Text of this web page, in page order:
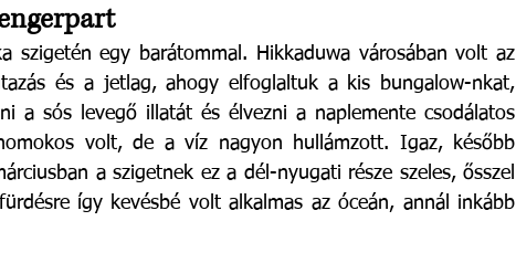
szigetén egy barátommal. Hikkaduwa városában volt az
és a jetlag, ahogy elfoglaltuk a kis bungalow-nkat,
a sós levegő illatát és élvezni a naplemente csodálatos
volt, de a víz nagyon hullámzott. Igaz, később
a szigetnek ez a dél-nyugati része szeles, ősszel
így kevésbé volt alkalmas az óceán, annál inkább